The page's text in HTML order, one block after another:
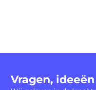
Vragen,